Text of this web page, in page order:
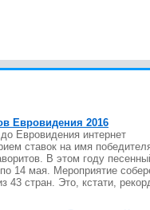
Евровидения 2016
Евровидения интернет
ставок на имя
В этом году
14 мая. Мероприятие
43 стран. Это, кстати,